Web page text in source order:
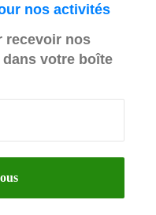
nos activités
recevoir nos
votre boîte